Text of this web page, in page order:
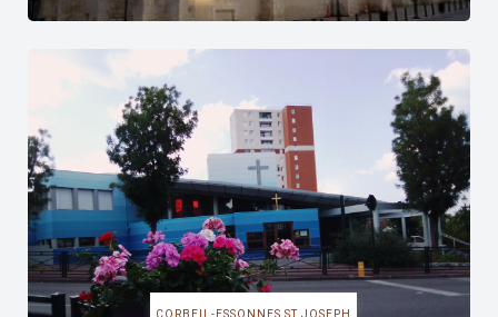
CORBEIL-ESSONNES ST JOSEPH